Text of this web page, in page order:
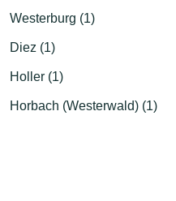
Westerburg (1)
Diez (1)
Holler (1)
Horbach (Westerwald) (1)